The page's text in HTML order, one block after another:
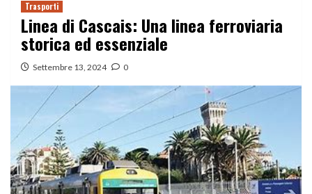
Trasporti
Linea di Cascais: Una linea ferroviaria
storica ed essenziale
Settembre 13, 2024 0